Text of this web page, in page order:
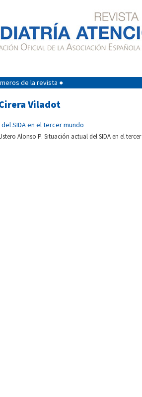
de la revista ●
Viladot
SIDA en el tercer mundo
Alonso P. Situación actual del SIDA en el